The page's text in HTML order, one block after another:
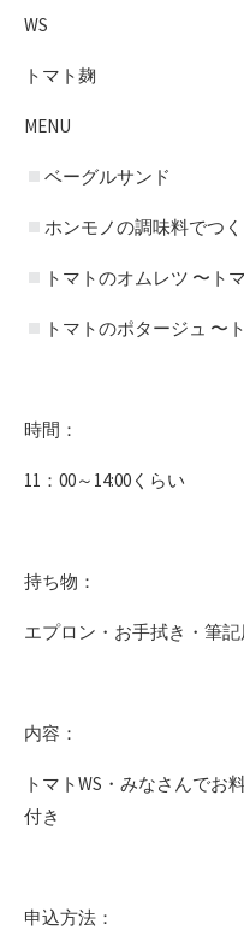
WS
トマト麹
MENU
ベーグルサンド
ホンモノの調味料でつ
トマトのオムレツ 〜ト
トマトのポタージュ 〜
時間：
11：00～14:00くらい
持ち物：
エプロン・お手拭き・筆
内容：
トマトWS・みなさんでお
付き
申込方法：